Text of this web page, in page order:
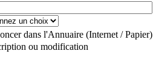
dans l'Annuaire (Internet / Papier)
ou modification